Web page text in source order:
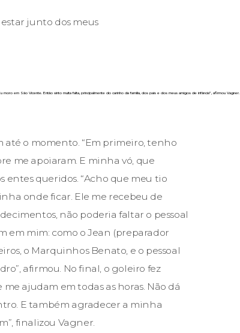
estar junto dos meus
em São Vicente. Então sinto muita falta, principalmente do carinho da família, dos pais e dos meus amigos de infância”, afirmou Vagner.
até o momento. “Em primeiro, tenho
me apoiaram. E minha vó, que
entes queridos. “Acho que meu tio
onde ficar. Ele me recebeu de
não poderia faltar o pessoal
em mim: como o Jean (preparador
o Marquinhos Benato, e o pessoal
afirmou. No final, o goleiro fez
ajudam em todas as horas. Não dá
E também agradecer a minha
finalizou Vagner.